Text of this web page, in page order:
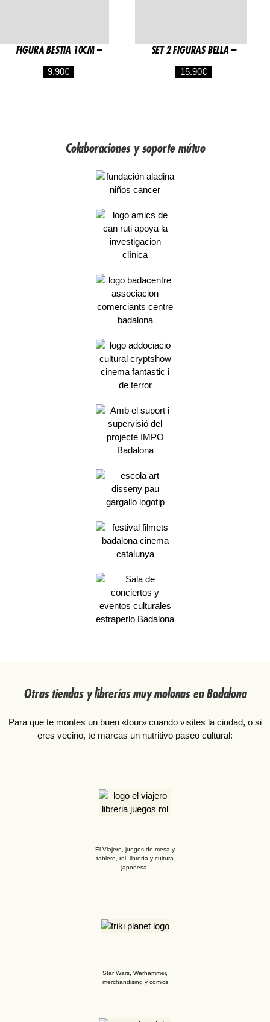
FIGURA BESTIA 10CM –
9.90€
SET 2 FIGURAS BELLA –
15.90€
Colaboraciones y soporte mútuo
Otras tiendas y librerías muy molonas en Badalona
Para que te montes un buen «tour» cuando visites la ciudad, o si
eres vecino, te marcas un nutritivo paseo cultural:
El Viajero, juegos de mesa y
tablero, rol, librería y cultura
japonesa!
Star Wars, Warhammer,
merchandising y comics